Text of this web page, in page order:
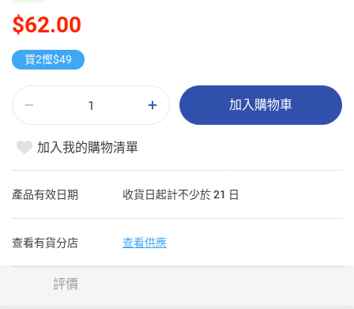
$62.00
買2慳$49
加入購物車
加入我的購物清單
產品有效日期 收貨日起計不少於 21 日
查看有貨分店 查看供應
評價